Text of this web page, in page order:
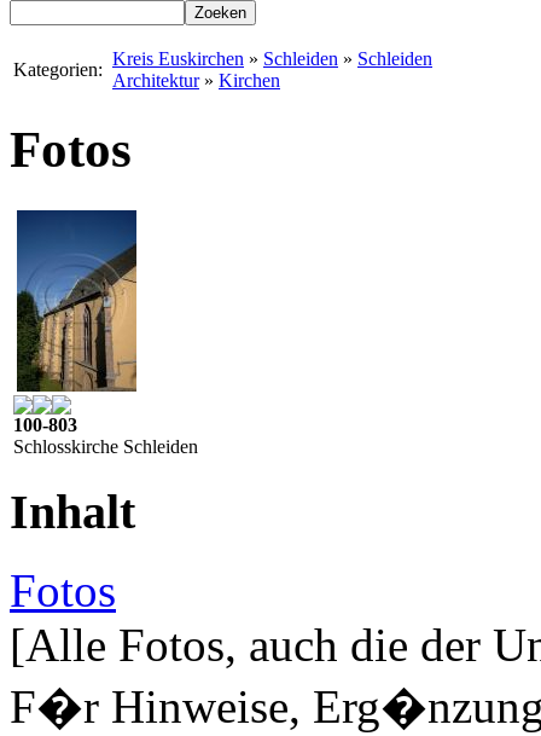
Kategorien:
Kreis Euskirchen » Schleiden » Schleiden
Architektur» Kirchen
Fotos
100-803
Schlosskirche Schleiden
Inhalt
Fotos
[Alle Fotos, auch die der
F�r Hinweise,